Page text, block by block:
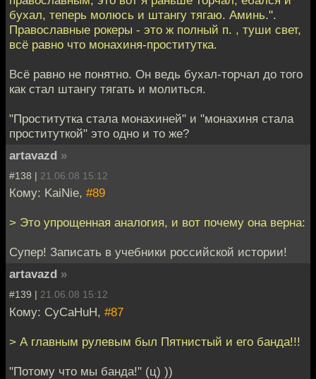
бухал, теперь молюсь и штангу тягаю. Аминь.".
Православные рокеры - это ж полный п. , туши свет,
всё равно что монахиня-проститутка.
Всё равно не понятно. Он ведь бухал-торчал до того
как стал штангу тягать и молиться.
"Проститутка стала монахиней" и "монахиня стала
проституткой" это одно и то же?
artavazd »
#138 | 21.06.08 15:12
Кому: KaiNie, #89
> Это упрощенная аналогия, и вот почему она верна:
Супер! Записать в учебники российской истории!
artavazd »
#139 | 21.06.08 15:12
Кому: CyCaHuH, #87
> А главным рулевым был Пятнистый и его банда!!!
"Потому что мы банда!" (ц) ))